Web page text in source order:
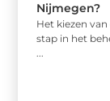
Nijmegen?
Het kiezen
stap in het
...